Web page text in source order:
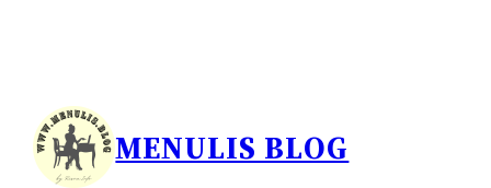
MENULIS BLOG